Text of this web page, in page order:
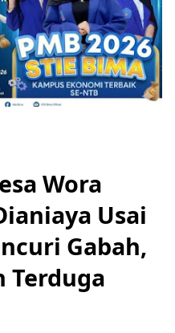
Wora
Usai
Gabah,
Terduga